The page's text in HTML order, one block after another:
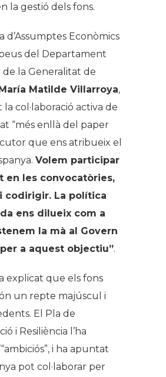
la gestió dels fons.
d’Assumptes Econòmics
del Departament
de la Generalitat de
Matilde Villarroya,
la col·laboració activa de
“més enllà del paper
que ens atribueix el
Volem participar
en les convocatòries,
codirigir. La política
ens dilueix com a
la mà al Govern
per a aquest objectiu”.
explicat que els fons
un repte majúscul i
El Pla de
i Resiliència l’ha
i ha apuntat
pot col·laborar per